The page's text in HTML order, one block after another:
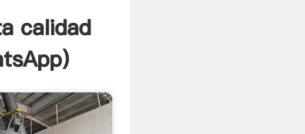
calidad
)